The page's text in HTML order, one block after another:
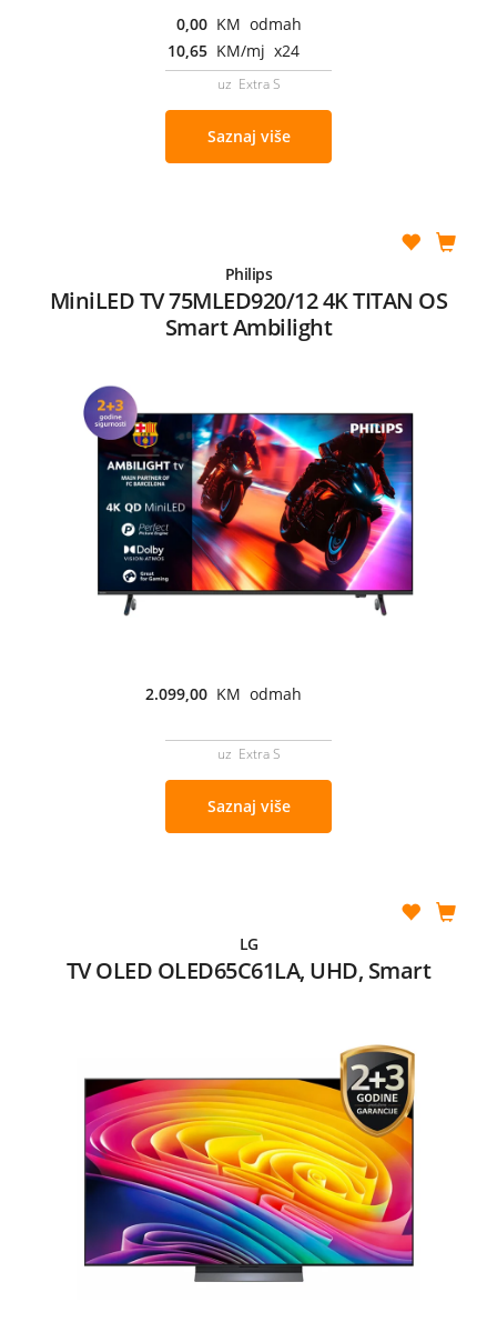
0,00 KM odmah
10,65 KM/mj x24
uz Extra S
Saznaj više
Philips
MiniLED TV 75MLED920/12 4K TITAN OS
Smart Ambilight
2.099,00 KM odmah
uz Extra S
Saznaj više
LG
TV OLED OLED65C61LA, UHD, Smart